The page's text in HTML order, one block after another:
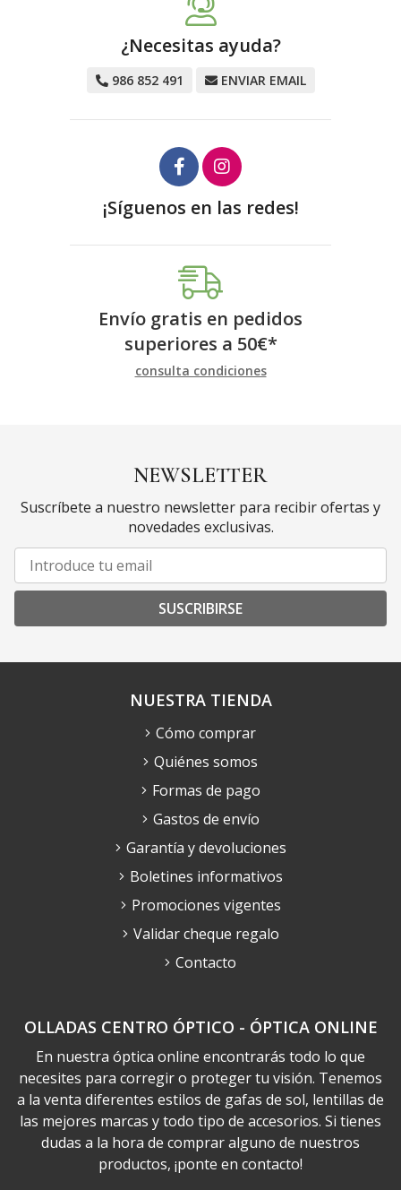
¿Necesitas ayuda?
986 852 491 ENVIAR EMAIL
¡Síguenos en las redes!
Envío gratis en pedidos
superiores a 50€*
consulta condiciones
NEWSLETTER
Suscríbete a nuestro newsletter para recibir ofertas y
novedades exclusivas.
SUSCRIBIRSE
OLLADAS CENTRO ÓPTICO - ÓPTICA ONLINE
En nuestra óptica online encontrarás todo lo que
necesites para corregir o proteger tu visión. Tenemos
a la venta diferentes estilos de gafas de sol, lentillas de
las mejores marcas y todo tipo de accesorios. Si tienes
dudas a la hora de comprar alguno de nuestros
productos, ¡ponte en contacto!
NUESTRA TIENDA
Cómo comprar
Quiénes somos
Formas de pago
Gastos de envío
Garantía y devoluciones
Boletines informativos
Promociones vigentes
Validar cheque regalo
Contacto